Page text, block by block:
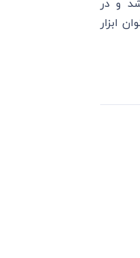
و در
ابزار